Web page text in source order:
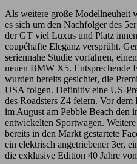
Als weitere große Modellneuheit
es sich um den Nachfolger des
der GT viel Luxus und Platz
coupéhafte Eleganz versprüht.
seriennahe Studie vorfahren,
neuen BMW X5. Entsprechende
wurden bereits gesichtet, die
USA folgen. Definitiv eine US-
des Roadsters Z4 feiern. Vor
im August am Pebble Beach den
entwickelten Sportwagen.
bereits in den Markt gestartete
ein elektrisch angetriebener 3er,
die exklusive Edition 40 Jahre